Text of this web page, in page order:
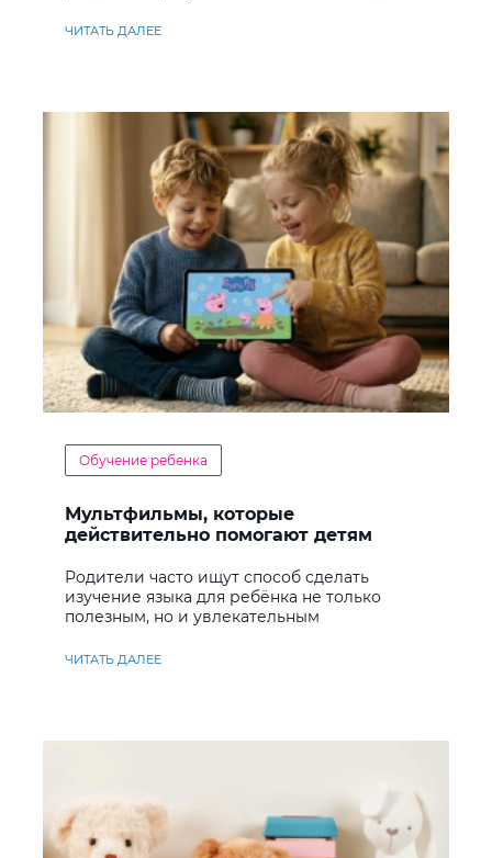
ЧИТАТЬ ДАЛЕЕ
Обучение ребенка
Мультфильмы, которые
действительно помогают детям
Родители часто ищут способ сделать
изучение языка для ребёнка не только
полезным, но и увлекательным
ЧИТАТЬ ДАЛЕЕ